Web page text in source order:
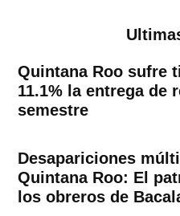
Quintana Roo sufre
11.1% la entrega de
semestre
Desapariciones
Quintana Roo: El
los obreros de